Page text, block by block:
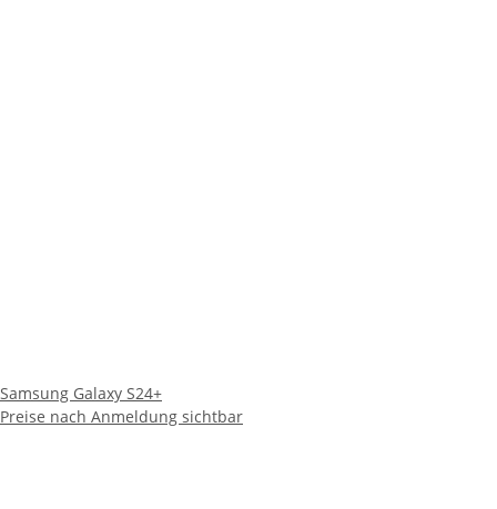
Samsung Galaxy S24+
Preise nach Anmeldung sichtbar